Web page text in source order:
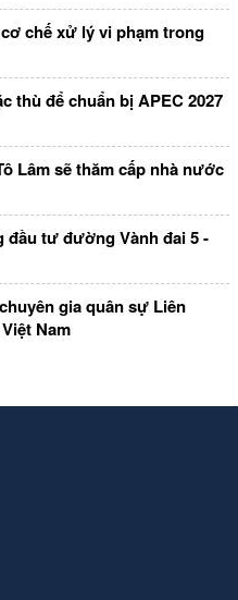
chế xử lý vi phạm trong
thù để chuẩn bị APEC 2027
Lâm sẽ thăm cấp nhà nước
tư đường Vành đai 5 -
gia quân sự Liên
Nam